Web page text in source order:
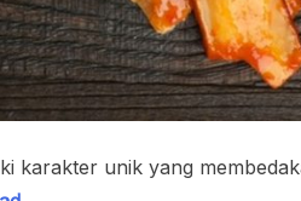
karakter unik yang